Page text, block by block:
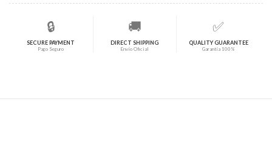
🔒
SECURE PAYMENT
Pago Seguro
🚚
DIRECT SHIPPING
Envío Oficial
✅
QUALITY GUARANTEE
Garantía 100%